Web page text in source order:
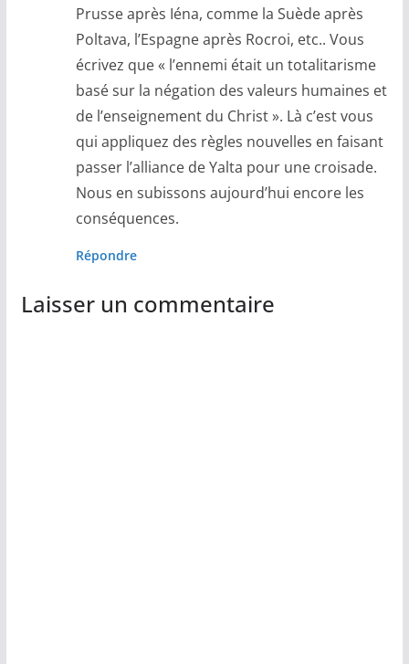
Prusse après Iéna, comme la Suède après
Poltava, l’Espagne après Rocroi, etc.. Vous
écrivez que « l’ennemi était un totalitarisme
basé sur la négation des valeurs humaines et
de l’enseignement du Christ ». Là c’est vous
qui appliquez des règles nouvelles en faisant
passer l’alliance de Yalta pour une croisade.
Nous en subissons aujourd’hui encore les
conséquences.
Répondre
Laisser un commentaire